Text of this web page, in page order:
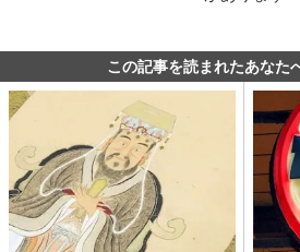
この記事を読まれたあなた